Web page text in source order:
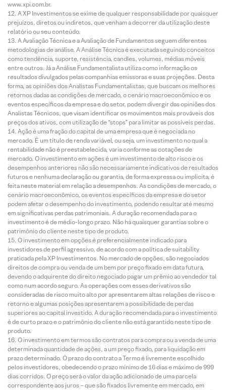
www.xpi.com.br.
A XP Investimentos se exime de qualquer responsabilidade por quaisquer
prejuízos, diretos ou indiretos, que venham a decorrer da utilização deste
relatório ou seu conteúdo.
A Avaliação Técnica e a Avaliação de Fundamentos seguem diferentes
metodologias de análise. A Análise Técnica é executada seguindo conceitos
como tendência, suporte, resistência, candles, volumes, médias móveis
entre outros. Já a Análise Fundamentalista utiliza como informação os
resultados divulgados pelas companhias emissoras e suas projeções. Desta
forma, as opiniões dos Analistas Fundamentalistas, que buscam os melhores
retornos dadas as condições de mercado, o cenário macroeconômico e os
eventos específicos da empresa e do setor, podem divergir das opiniões dos
Analistas Técnicos, que visam identificar os movimentos mais prováveis dos
preços dos ativos, com utilização de “stops” para limitar as possíveis perdas.
Ação é uma fração do capital de uma empresa que é negociada no
mercado. É um título de renda variável, ou seja, um investimento no qual a
rentabilidade não é preestabelecida, varia conforme as cotações de
mercado. O investimento em ações é um investimento de alto risco e os
desempenhos anteriores não são necessariamente indicativos de resultados
futuros e nenhuma declaração ou garantia, de forma expressa ou implícita, é
feita neste material em relação a desempenhos. As condições de mercado, o
cenário macroeconômico, os eventos específicos da empresa e do setor
podem afetar o desempenho do investimento, podendo resultar até mesmo
em significativas perdas patrimoniais. A duração recomendada para o
investimento é de médio-longo prazo. Não há quaisquer garantias sobre o
patrimônio do cliente neste tipo de produto.
O investimento em opções é preferencialmente indicado para
investidores de perfil agressivo, de acordo com a política de suitability
praticada pela XP Investimentos. No mercado de opções, são negociados
direitos de compra ou venda de um bem por preço fixado em data futura,
devendo o adquirente do direito negociado pagar um prêmio ao vendedor tal
como num acordo seguro. As operações com esses derivativos são
consideradas de risco muito alto por apresentarem altas relações de risco e
retorno e algumas posições apresentarem a possibilidade de perdas
superiores ao capital investido. A duração recomendada para o investimento
é de curto prazo e o patrimônio do cliente não está garantido neste tipo de
produto.
O investimento em termos são contratos para compra ou a venda de uma
determinada quantidade de ações, a um preço fixado, para liquidação em
prazo determinado. O prazo do contrato a Termo é livremente escolhido
pelos investidores, obedecendo o prazo mínimo de 16 dias e máximo de 999
dias corridos. O preço será o valor da ação adicionado de uma parcela
correspondente aos juros – que são fixados livremente em mercado, em